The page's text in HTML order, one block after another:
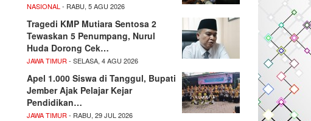
NASIONAL - RABU, 5 AGU 2026
Tragedi KMP Mutiara Sentosa 2
Tewaskan 5 Penumpang, Nurul
Huda Dorong Cek…
JAWA TIMUR - SELASA, 4 AGU 2026
Apel 1.000 Siswa di Tanggul, Bupati
Jember Ajak Pelajar Kejar
Pendidikan…
JAWA TIMUR - RABU, 29 JUL 2026